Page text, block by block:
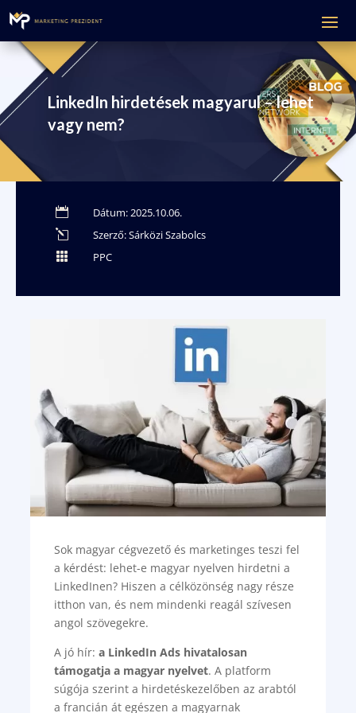
LinkedIn hirdetések magyarul – lehet
vagy nem?
 Dátum: 2025.10.06.
l Szerző: Sárközi Szabolcs
 PPC
Sok magyar cégvezető és marketinges teszi fel
a kérdést: lehet-e magyar nyelven hirdetni a
LinkedInen? Hiszen a célközönség nagy része
itthon van, és nem mindenki reagál szívesen
angol szövegekre.
A jó hír:a LinkedIn Ads hivatalosan
támogatja a magyar nyelvet. A platform
súgója szerint a hirdetéskezelőben az arabtól
a francián át egészen a magyarnak